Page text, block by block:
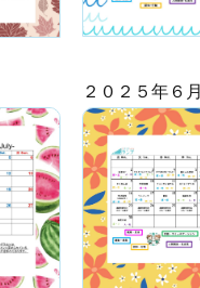
２０２５年６月